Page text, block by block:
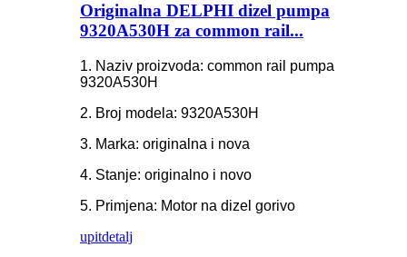
Originalna DELPHI dizel pumpa
9320A530H za common rail...
1. Naziv proizvoda: common rail pumpa
9320A530H
2. Broj modela: 9320A530H
3. Marka: originalna i nova
4. Stanje: originalno i novo
5. Primjena: Motor na dizel gorivo
upitdetalj